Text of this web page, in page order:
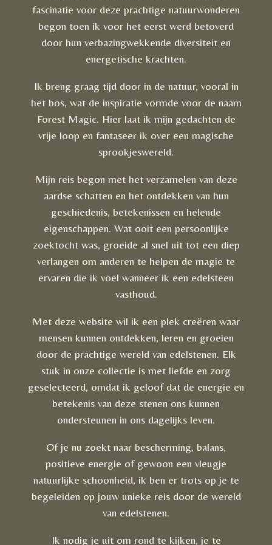
fascinatie voor deze prachtige natuurwonderen
begon toen ik voor het eerst werd betoverd
door hun verbazingwekkende diversiteit en
energetische krachten.
Ik breng graag tijd door in de natuur, vooral in
het bos, wat de inspiratie vormde voor de naam
Forest Magic. Hier laat ik mijn gedachten de
vrije loop en fantaseer ik over een magische
sprookjeswereld.
Mijn reis begon met het verzamelen van deze
aardse schatten en het ontdekken van hun
geschiedenis, betekenissen en helende
eigenschappen. Wat ooit een persoonlijke
zoektocht was, groeide al snel uit tot een diep
verlangen om anderen te helpen de magie te
ervaren die ik voel wanneer ik een edelsteen
vasthoud.
Met deze website wil ik een plek creëren waar
mensen kunnen ontdekken, leren en groeien
door de prachtige wereld van edelstenen. Elk
stuk in onze collectie is met liefde en zorg
geselecteerd, omdat ik geloof dat de energie en
betekenis van deze stenen ons kunnen
ondersteunen in ons dagelijks leven.
Of je nu zoekt naar bescherming, balans,
positieve energie of gewoon een vleugje
natuurlijke schoonheid, ik ben er trots op je te
begeleiden op jouw unieke reis door de wereld
van edelstenen.
Ik nodig je uit om rond te kijken, je te